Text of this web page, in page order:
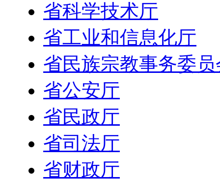
省科学技术厅
省工业和信息化厅
省民族宗教事务委员
省公安厅
省民政厅
省司法厅
省财政厅